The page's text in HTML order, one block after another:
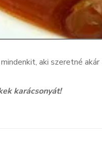
aki szeretné
karácsonyát!